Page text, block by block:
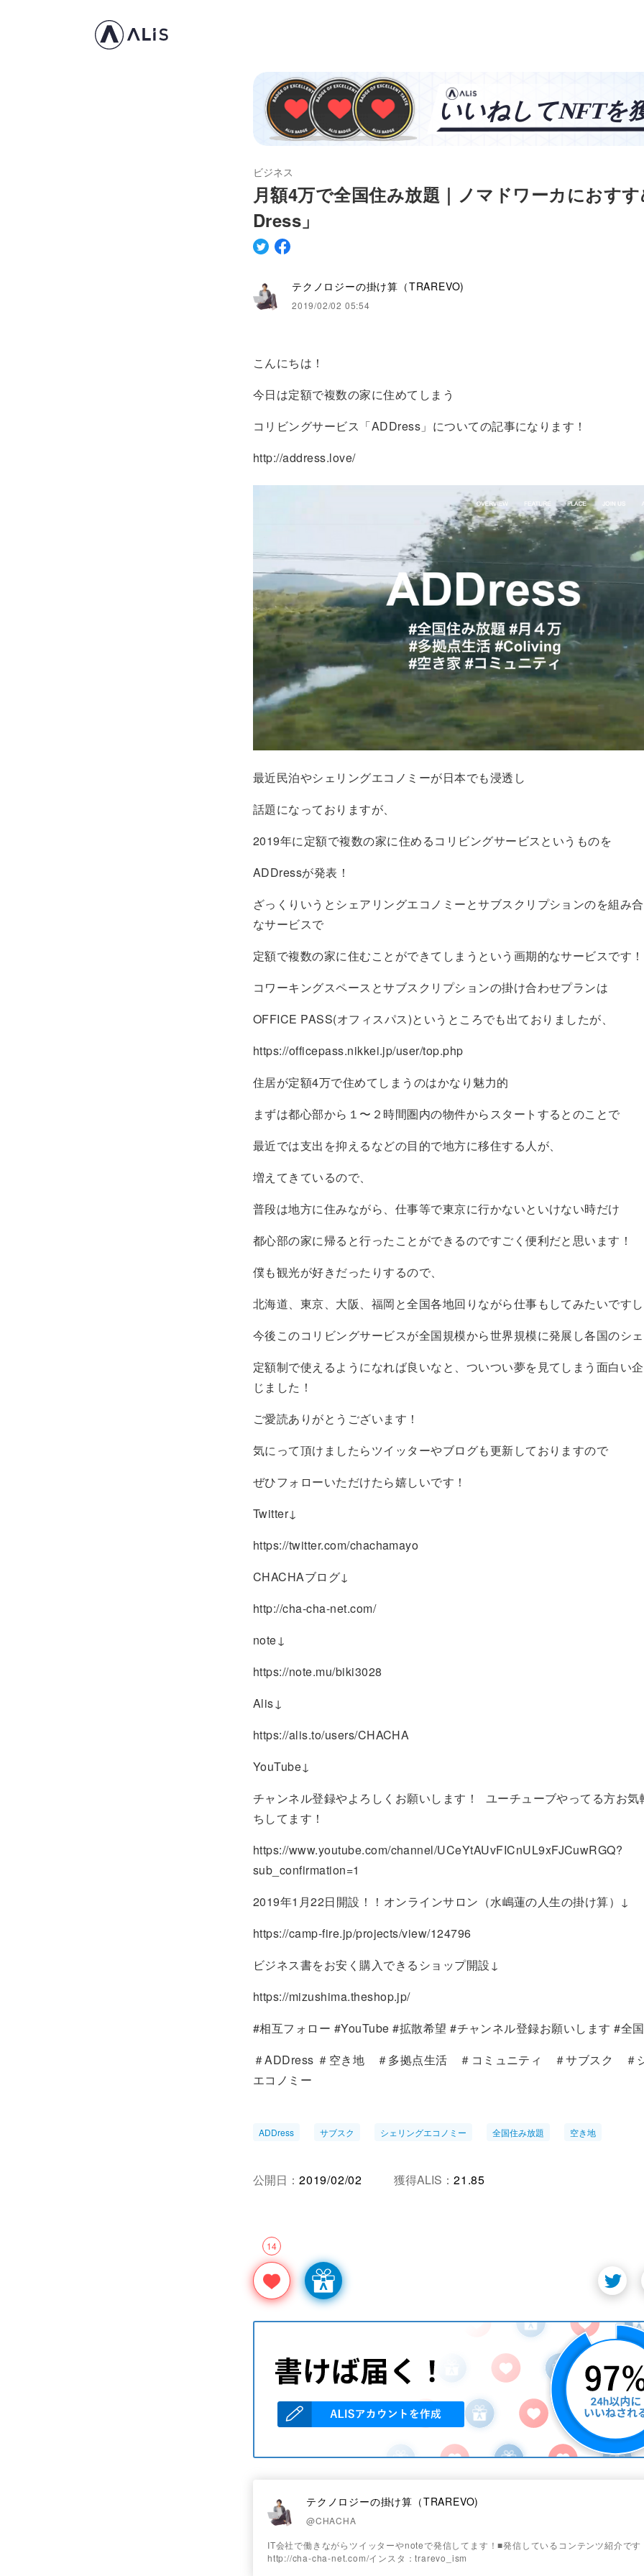
ビジネス
月額4万で全国住み放題｜ノマドワーカにおす
Dress」
テクノロジーの掛け算（TRAREVO)
2019/02/02 05:54
こんにちは！
今日は定額で複数の家に住めてしまう
コリビングサービス「ADDress」についての記事になります！
http://address.love/
最近民泊やシェリングエコノミーが日本でも浸透し
話題になっておりますが、
2019年に定額で複数の家に住めるコリビングサービスというものを
ADDressが発表！
ざっくりいうとシェアリングエコノミーとサブスクリプションのを組み
なサービスで
定額で複数の家に住むことができてしまうという画期的なサービスです！
コワーキングスペースとサブスクリプションの掛け合わせプランは
OFFICE PASS(オフィスパス)というところでも出ておりましたが、
https://officepass.nikkei.jp/user/top.php
住居が定額4万で住めてしまうのはかなり魅力的
まずは都心部から１〜２時間圏内の物件からスタートするとのことで
最近では支出を抑えるなどの目的で地方に移住する人が、
増えてきているので、
普段は地方に住みながら、仕事等で東京に行かないといけない時だけ
都心部の家に帰ると行ったことができるのですごく便利だと思います！
僕も観光が好きだったりするので、
北海道、東京、大阪、福岡と全国各地回りながら仕事もしてみたいですし
今後このコリビングサービスが全国規模から世界規模に発展し各国のシ
定額制で使えるようになれば良いなと、ついつい夢を見てしまう面白い
じました！
ご愛読ありがとうございます！
気にって頂けましたらツイッターやブログも更新しておりますので
ぜひフォローいただけたら嬉しいです！
Twitter↓
https://twitter.com/chachamayo
CHACHAブログ↓
http://cha-cha-net.com/
note↓
https://note.mu/biki3028
Alis↓
https://alis.to/users/CHACHA
YouTube↓
チャンネル登録やよろしくお願いします！ ユーチューブやってる方お気
ちしてます！
https://www.youtube.com/channel/UCeYtAUvFICnUL9xFJCuwRGQ?
sub_confirmation=1
2019年1月22日開設！！オンラインサロン（水嶋蓮の人生の掛け算）↓
https://camp-fire.jp/projects/view/124796
ビジネス書をお安く購入できるショップ開設↓
https://mizushima.theshop.jp/
#相互フォロー #YouTube #拡散希望 #チャンネル登録お願いします #全
＃ADDress ＃空き地 ＃多拠点生活 ＃コミュニティ ＃サブスク ＃
エコノミー
ADDress サブスク シェリングエコノミー 全国住み放題 空き地
14
公開日： 2019/02/02 獲得ALIS： 21.85
テクノロジーの掛け算（TRAREVO)
@CHACHA
IT会社で働きながらツイッターやnoteで発信してます！■発信しているコンテンツ紹介です
http://cha-cha-net.com/インスタ：trarevo_ism